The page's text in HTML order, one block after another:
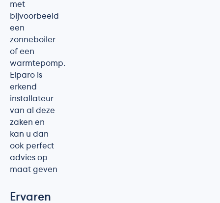
met
bijvoorbeeld
een
zonneboiler
of een
warmtepomp.
Elparo is
erkend
installateur
van al deze
zaken en
kan u dan
ook perfect
advies op
maat geven
Ervaren